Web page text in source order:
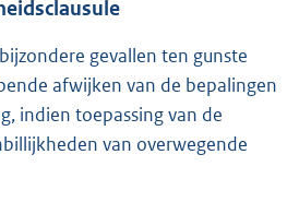
gevallen ten gunste
afwijken van de bepalingen
indien toepassing van de
van overwegende